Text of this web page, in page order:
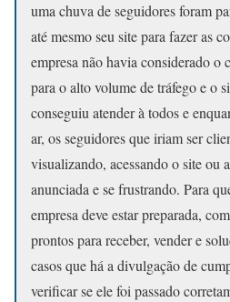
uma chuva de seguidores foram
até mesmo seu site para fazer as
empresa não havia considerado o
para o alto volume de tráfego e o
conseguiu atender à todos e
ar, os seguidores que iriam ser
visualizando, acessando o site ou
anunciada e se frustrando. Para
empresa deve estar preparada,
prontos para receber, vender e
casos que há a divulgação de
verificar se ele foi passado